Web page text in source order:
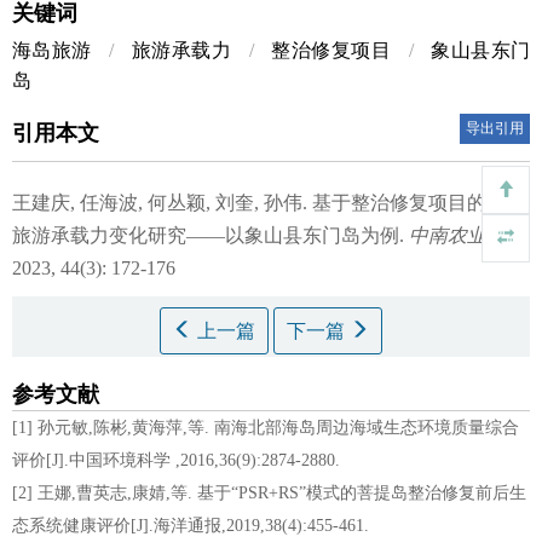
关键词
海岛旅游 / 旅游承载力 / 整治修复项目 /
象山县东门
岛
引用本文 导出引用
王建庆, 任海波, 何丛颖, 刘奎, 孙伟. 基于整治修复项目的海岛
旅游承载力变化研究——以象山县东门岛为例. 中南农业科技
2023, 44(3): 172-176
上一篇 下一篇
参考文献
[1] 孙元敏,陈彬,黄海萍,等. 南海北部海岛周边海域生态环境质量综合
评价[J].中国环境科学 ,2016,36(9):2874-2880.
[2] 王娜,曹英志,康婧,等. 基于“PSR+RS”模式的菩提岛整治修复前后生
态系统健康评价[J].海洋通报,2019,38(4):455-461.